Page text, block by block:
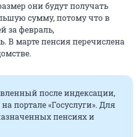
они будут получать
сумму, потому что в
за февраль,
В марте пенсия перечислена
после индексации,
портале «Госуслуги». Для
пенсиях и